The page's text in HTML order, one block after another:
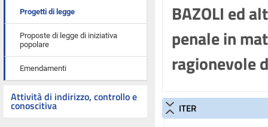
Progetti di legge
Proposte di legge di iniziativa
popolare
Emendamenti
Attività di indirizzo, controllo e
conoscitiva
BAZOLI ed
penale in
ragionevole
ITER